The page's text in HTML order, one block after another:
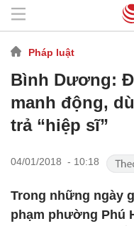
Pháp luật
Bình Dương:
manh động,
trả “hiệp sĩ”
04/01/2018 - 10:18
Trong những ngày
phạm phường Phú